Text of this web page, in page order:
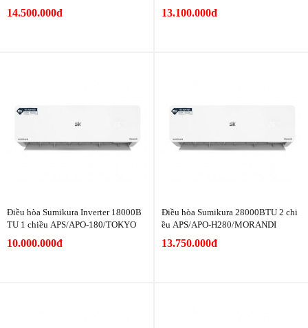
14.500.000đ 13.100.000đ
Điều hòa Sumikura Inverter 18000B
TU 1 chiều APS/APO-180/TOKYO
10.000.000đ
Điều hòa Sumikura 28000BTU 2 chi
ều APS/APO-H280/MORANDI
13.750.000đ